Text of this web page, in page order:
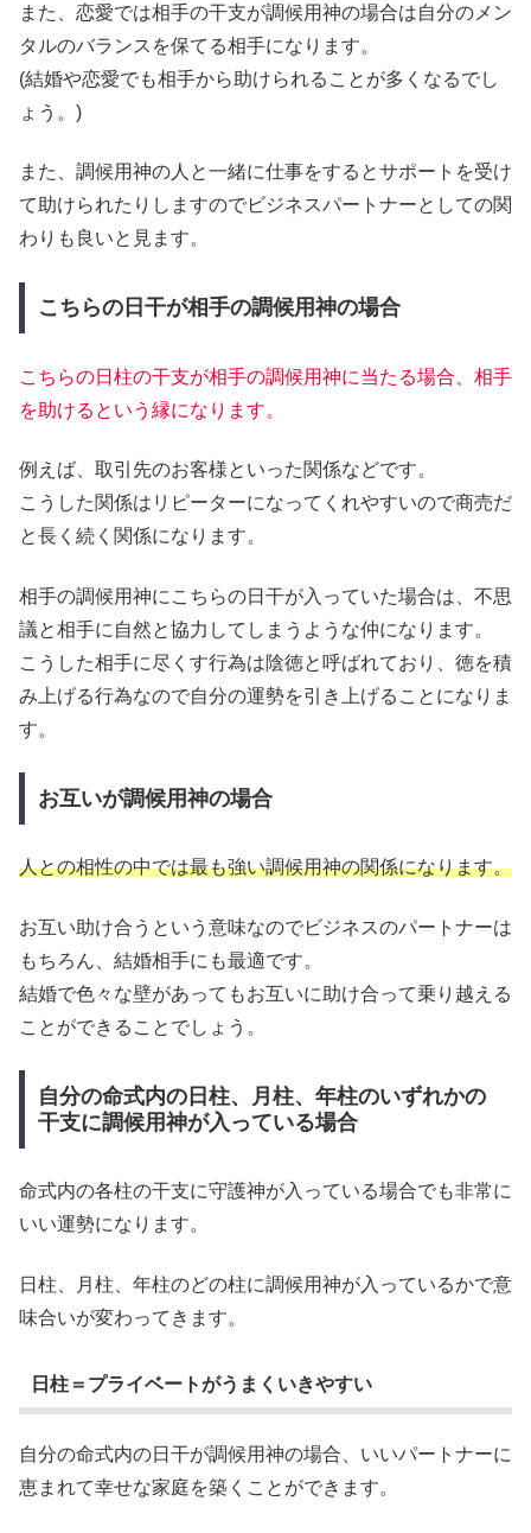
また、恋愛では相手の干支が調候用神の場合は自分のメン
タルのバランスを保てる相手になります。
(結婚や恋愛でも相手から助けられることが多くなるでし
ょう。)
また、調候用神の人と一緒に仕事をするとサポートを受け
て助けられたりしますのでビジネスパートナーとしての関
わりも良いと見ます。
こちらの日干が相手の調候用神の場合
こちらの日柱の干支が相手の調候用神に当たる場合、相手
を助けるという縁になります。
例えば、取引先のお客様といった関係などです。
こうした関係はリピーターになってくれやすいので商売だ
と長く続く関係になります。
相手の調候用神にこちらの日干が入っていた場合は、不思
議と相手に自然と協力してしまうような仲になります。
こうした相手に尽くす行為は陰徳と呼ばれており、徳を積
み上げる行為なので自分の運勢を引き上げることになりま
す。
お互いが調候用神の場合
人との相性の中では最も強い調候用神の関係になります。
お互い助け合うという意味なのでビジネスのパートナーは
もちろん、結婚相手にも最適です。
結婚で色々な壁があってもお互いに助け合って乗り越える
ことができることでしょう。
自分の命式内の日柱、月柱、年柱のいずれかの
干支に調候用神が入っている場合
命式内の各柱の干支に守護神が入っている場合でも非常に
いい運勢になります。
日柱、月柱、年柱のどの柱に調候用神が入っているかで意
味合いが変わってきます。
日柱＝プライベートがうまくいきやすい
自分の命式内の日干が調候用神の場合、いいパートナーに
恵まれて幸せな家庭を築くことができます。